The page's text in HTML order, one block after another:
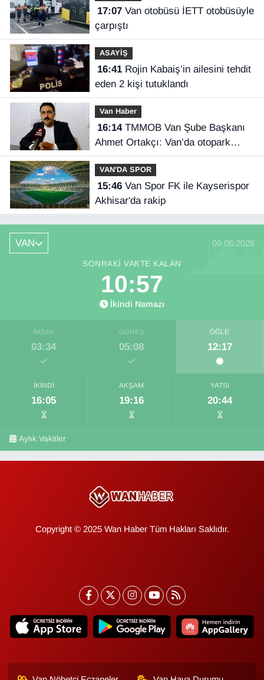
17:07Van otobüsü İETT otobüsüyle
çarpıştı
ASAYİŞ
16:41Rojin Kabaiş’in ailesini tehdit
eden 2 kişi tutuklandı
Van Haber
16:14TMMOB Van Şube Başkanı
Ahmet Ortakçı: Van’da otopark
yetersizliği ciddi sorun!
VAN'DA SPOR
15:46Van Spor FK ile Kayserispor
Akhisar'da rakip
VAN 09.08.2026
SONRAKI VAKTE KALAN
10:57
İkindi Namazı
İMSAK
03:34
GÜNEŞ
05:08
ÖĞLE
12:17
İKINDI
16:05
AKŞAM
19:16
YATSI
20:44
Aylık Vakitler
Copyright © 2025 Wan Haber Tüm Hakları Saklıdır.